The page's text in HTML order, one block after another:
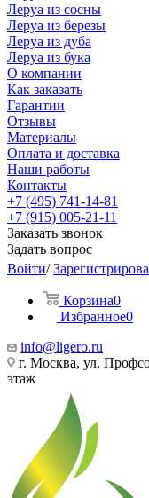
Леруа из сосны
Леруа из березы
Леруа из дуба
Леруа из бука
О компании
Как заказать
Гарантии
Отзывы
Материалы
Оплата и доставка
Наши работы
Контакты
+7 (495) 741-14-81
+7 (915) 005-21-11
Заказать звонок
Задать вопрос
Войти/
Корзина0
Избранное0
info@ligero.ru
г. Москва, ул.
этаж